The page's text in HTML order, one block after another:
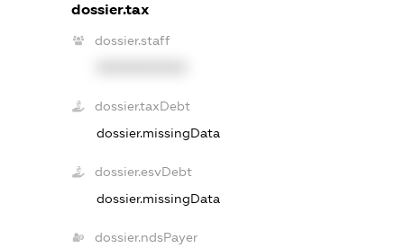
dossier.tax
dossier.staff
dossier.taxDebt
dossier.missingData
dossier.esvDebt
dossier.missingData
dossier.ndsPayer